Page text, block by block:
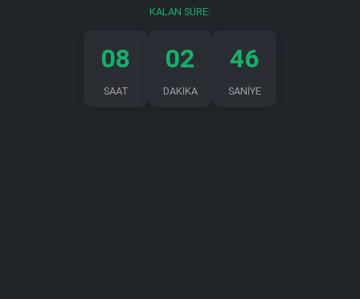
KALAN SÜRE:
08
SAAT
02
DAKİKA
45
SANİYE